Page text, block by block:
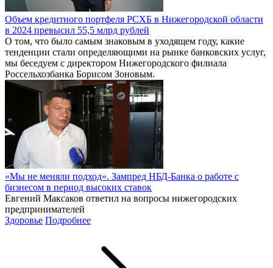
Объем кредитного портфеля РСХБ в Нижегородской области
в 2024 превысил 55,5 млрд рублей
О том, что было самым знаковым в уходящем году, какие
тенденции стали определяющими на рынке банковских услуг,
мы беседуем с директором Нижегородского филиала
Россельхозбанка Борисом Зоновым.
«Мы не меняли подход». Зампред НБД-Банка о работе с
бизнесом в период высоких ставок
Евгений Максаков ответил на вопросы нижегородских
предпринимателей
Здоровье Подробнее